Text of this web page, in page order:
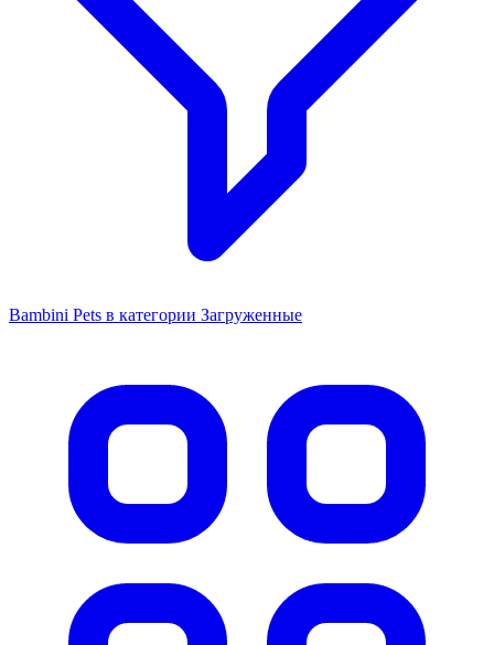
Bambini Pets в категории Загруженные